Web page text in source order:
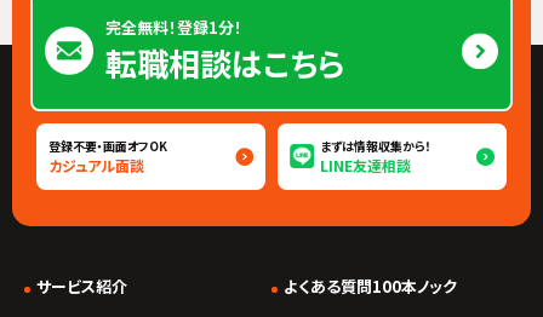
完全無料！登録1分！
転職相談はこちら
登録不要・画面オフOK
カジュアル面談
まずは情報収集から！
LINE友達相談
サービス紹介 よくある質問100本ノック